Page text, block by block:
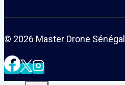
© 2026 Master Drone Sénégal